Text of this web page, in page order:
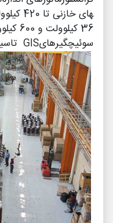
های
سوئیچگیرهایGIS تاسیس شد.